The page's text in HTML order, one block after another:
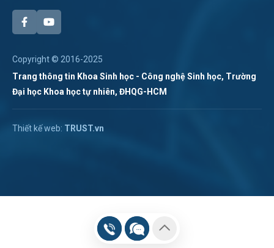
Copyright © 2016-2025
Trang thông tin Khoa Sinh học - Công nghệ Sinh học, Trường
Đại học Khoa học tự nhiên, ĐHQG-HCM
Thiết kế web: TRUST.vnHotline:
Chat Zalo